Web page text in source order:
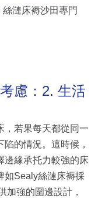
絲漣床褥沙田專門
慮：2. 生活
，若果每天都從同一
的情況。這時候，
邊緣承托力較強的床
如Sealy絲漣床褥採
加強的圍邊設計，